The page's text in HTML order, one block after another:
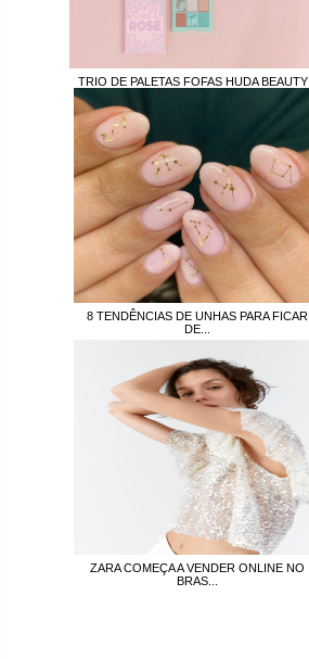
TRIO DE PALETAS FOFAS HUDA BEAUTY
8 TENDÊNCIAS DE UNHAS PARA FICAR
DE...
ZARA COMEÇA A VENDER ONLINE NO
BRAS...